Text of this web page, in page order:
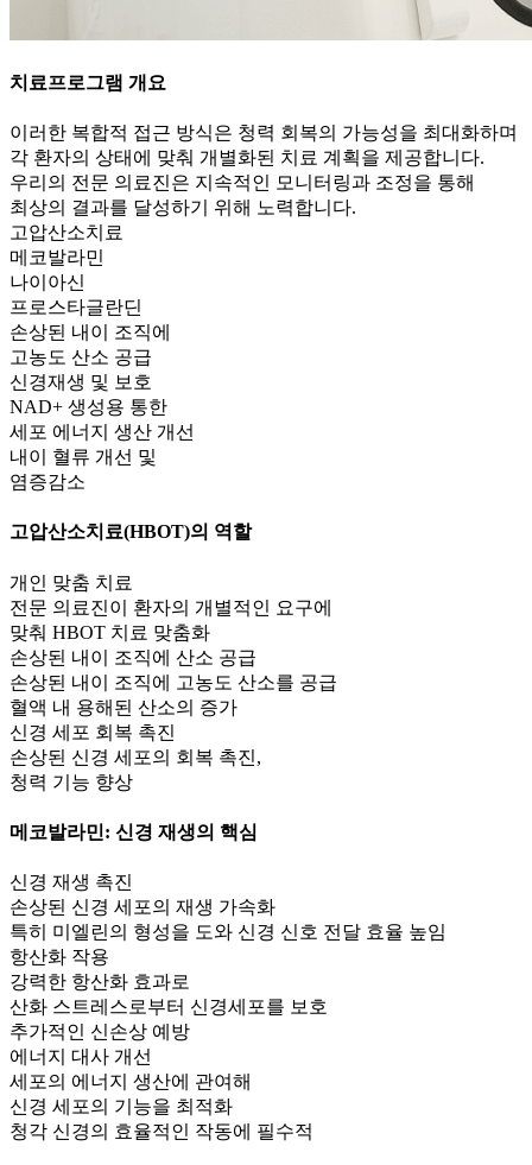
치료프로그램 개요
이러한 복합적 접근 방식은 청력 회복의 가능성을 최대화하며
각 환자의 상태에 맞춰 개별화된 치료 계획을 제공합니다.
우리의 전문 의료진은 지속적인 모니터링과 조정을 통해
최상의 결과를 달성하기 위해 노력합니다.
고압산소치료
메코발라민
나이아신
프로스타글란딘
손상된 내이 조직에
고농도 산소 공급
신경재생 및 보호
NAD+ 생성용 통한
세포 에너지 생산 개선
내이 혈류 개선 및
염증감소
고압산소치료(HBOT)의 역할
개인 맞춤 치료
전문 의료진이 환자의 개별적인 요구에
맞춰 HBOT 치료 맞춤화
손상된 내이 조직에 산소 공급
손상된 내이 조직에 고농도 산소를 공급
혈액 내 용해된 산소의 증가
신경 세포 회복 촉진
손상된 신경 세포의 회복 촉진,
청력 기능 향상
메코발라민: 신경 재생의 핵심
신경 재생 촉진
손상된 신경 세포의 재생 가속화
특히 미엘린의 형성을 도와 신경 신호 전달 효율 높임
항산화 작용
강력한 항산화 효과로
산화 스트레스로부터 신경세포를 보호
추가적인 신손상 예방
에너지 대사 개선
세포의 에너지 생산에 관여해
신경 세포의 기능을 최적화
청각 신경의 효율적인 작동에 필수적